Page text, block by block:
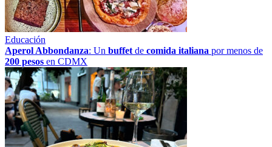
Educación
Aperol Abbondanza: Un buffet de comida italiana por menos de
200 pesos en CDMX